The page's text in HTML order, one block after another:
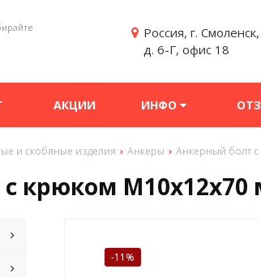
Россия, г.
д. 6-Г, офис 18
АКЦИИ ИНФО
и скобяные изделия Анкеры Анкерный болт
крюком М10х12х70
-11%